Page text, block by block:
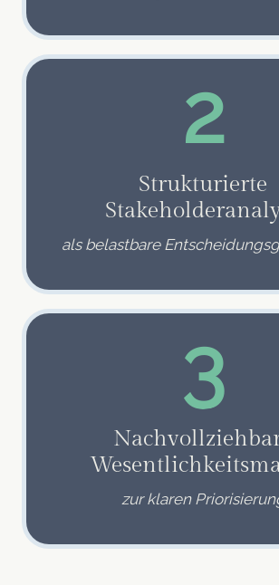
2
Strukturierte
als belastbare
3
zur klaren